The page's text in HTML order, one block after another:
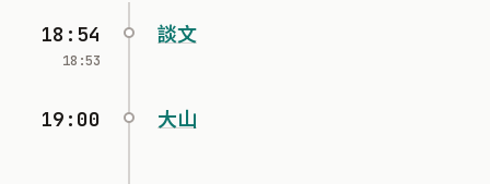
18:54
18:53
談文
19:00 大山